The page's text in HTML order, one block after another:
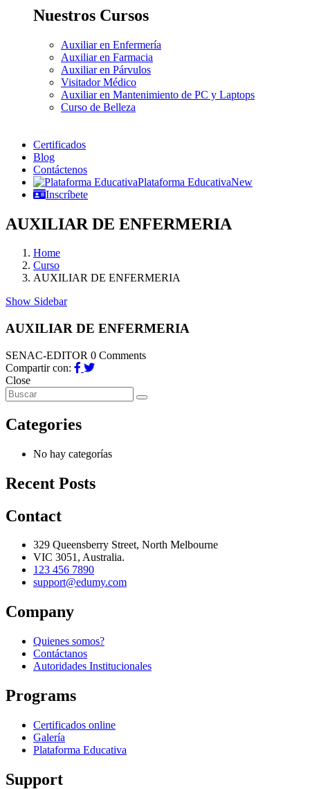
Nuestros Cursos
Auxiliar en Enfermería
Auxiliar en Farmacia
Auxiliar en Párvulos
Visitador Médico
Auxiliar en Mantenimiento de PC y Laptops
Curso de Belleza
Certificados
Blog
Contáctenos
Plataforma EducativaNew
Inscríbete
AUXILIAR DE ENFERMERIA
Home
Curso
AUXILIAR DE ENFERMERIA
Show Sidebar
AUXILIAR DE ENFERMERIA
SENAC-EDITOR 0 Comments
Compartir con:
Close
Categories
No hay categorías
Recent Posts
Contact
329 Queensberry Street, North Melbourne
VIC 3051, Australia.
123 456 7890
support@edumy.com
Company
Quienes somos?
Contáctanos
Autoridades Institucionales
Programs
Certificados online
Galería
Plataforma Educativa
Support